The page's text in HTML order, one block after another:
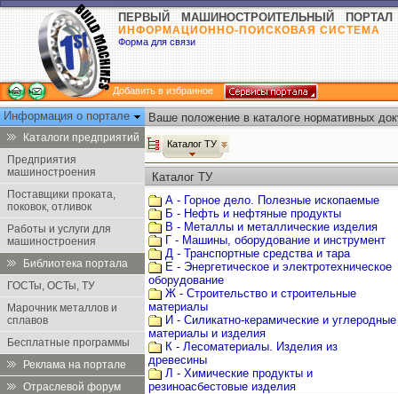
ПЕРВЫЙ МАШИНОСТРОИТЕЛЬНЫЙ ПОРТАЛ
ИНФОРМАЦИОННО-ПОИСКОВАЯ СИСТЕМА
Форма для связи
Добавить в избранное
Информация о портале
Каталоги предприятий
Предприятия
машиностроения
Поставщики проката,
поковок, отливок
Работы и услуги для
машиностроения
Библиотека портала
ГОСТы, ОСТы, ТУ
Марочник металлов и
сплавов
Бесплатные программы
Реклама на портале
Отраслевой форум
Ваше положение в каталоге нормативных
Каталог ТУ
Каталог ТУ
А - Горное дело. Полезные ископаемые
Б - Нефть и нефтяные продукты
В - Металлы и металлические изделия
Г - Машины, оборудование и инструмент
Д - Транспортные средства и тара
Е - Энергетическое и электротехническое
оборудование
Ж - Строительство и строительные
материалы
И - Силикатно-керамические и углеродные
материалы и изделия
К - Лесоматериалы. Изделия из
древесины
Л - Химические продукты и
резиноасбестовые изделия